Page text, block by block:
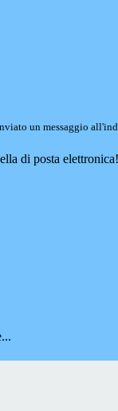
un messaggio
di posta elettronica!